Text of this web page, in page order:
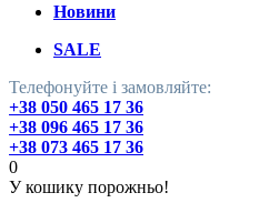
Новини
SALE
Телефонуйте і замовляйте:
+38 050 465 17 36
+38 096 465 17 36
+38 073 465 17 36
0
У кошику порожньо!